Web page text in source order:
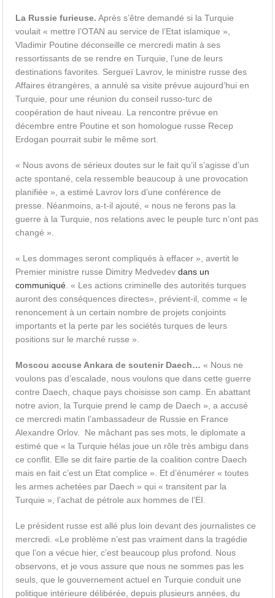
La Russie furieuse. Après s’être demandé si la Turquie
voulait « mettre l’OTAN au service de l’Etat islamique »,
Vladimir Poutine déconseille ce mercredi matin à ses
ressortissants de se rendre en Turquie, l’une de leurs
destinations favorites. Sergueï Lavrov, le ministre russe des
Affaires étrangères, a annulé sa visite prévue aujourd’hui en
Turquie, pour une réunion du conseil russo-turc de
coopération de haut niveau. La rencontre prévue en
décembre entre Poutine et son homologue russe Recep
Erdogan pourrait subir le même sort.
« Nous avons de sérieux doutes sur le fait qu’il s’agisse d’un
acte spontané, cela ressemble beaucoup à une provocation
planifiée », a estimé Lavrov lors d’une conférence de
presse. Néanmoins, a-t-il ajouté, « nous ne ferons pas la
guerre à la Turquie, nos relations avec le peuple turc n’ont pas
changé ».
« Les dommages seront compliqués à effacer », avertit le
Premier ministre russe Dimitry Medvedevdans un
communiqué . « Les actions criminelle des autorités turques
auront des conséquences directes», prévient-il, comme « le
renoncement à un certain nombre de projets conjoints
importants et la perte par les sociétés turques de leurs
positions sur le marché russe ».
Moscou accuse Ankara de soutenir Daech… « Nous ne
voulons pas d’escalade, nous voulons que dans cette guerre
contre Daech, chaque pays choisisse son camp. En abattant
notre avion, la Turquie prend le camp de Daech », a accusé
ce mercredi matin l’ambassadeur de Russie en France
Alexandre Orlov. Ne mâchant pas ses mots, le diplomate a
estimé que « la Turquie hélas joue un rôle très ambigu dans
ce conflit. Elle se dit faire partie de la coalition contre Daech
mais en fait c’est un Etat complice ». Et d’énumérer « toutes
les armes achetées par Daech » qui « transitent par la
Turquie », l’achat de pétrole aux hommes de l’EI.
Le président russe est allé plus loin devant des journalistes ce
mercredi. «Le problème n’est pas vraiment dans la tragédie
que l’on a vécue hier, c’est beaucoup plus profond. Nous
observons, et je vous assure que nous ne sommes pas les
seuls, que le gouvernement actuel en Turquie conduit une
politique intérieure délibérée, depuis plusieurs années, du